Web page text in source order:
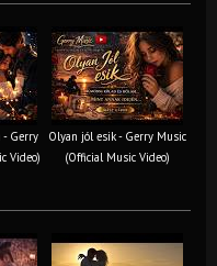
- Gerry
Video)
Olyan jól esik - Gerry Music
(Official Music Video)